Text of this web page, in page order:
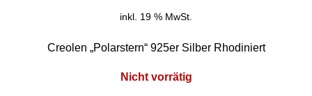
inkl. 19 % MwSt.
Creolen „Polarstern“ 925er Silber Rhodiniert
Nicht vorrätig